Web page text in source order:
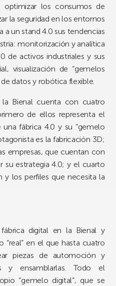
optimizar los consumos de
la seguridad en los entornos
a un stand 4.0 sus tendencias
monitorización y analítica
de activos industriales y sus
visualización de “gemelos
de datos y robótica flexible.
Bienal cuenta con cuatro
de ellos representa el
una fábrica 4.0 y su “gemelo
es la fabricación 3D;
empresas, que cuentan con
su estrategia 4.0; y el cuarto
los perfiles que necesita la
digital en la Bienal y
en el que hasta cuatro
piezas de automoción y
y ensamblarlas. Todo el
“gemelo digital”, que se